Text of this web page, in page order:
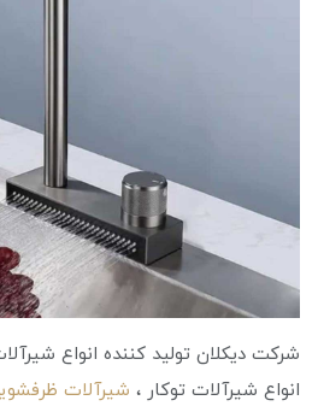
شرکت دیکلان تولید کننده انواع
انواع شیرآلات توکار ، شیرآلات